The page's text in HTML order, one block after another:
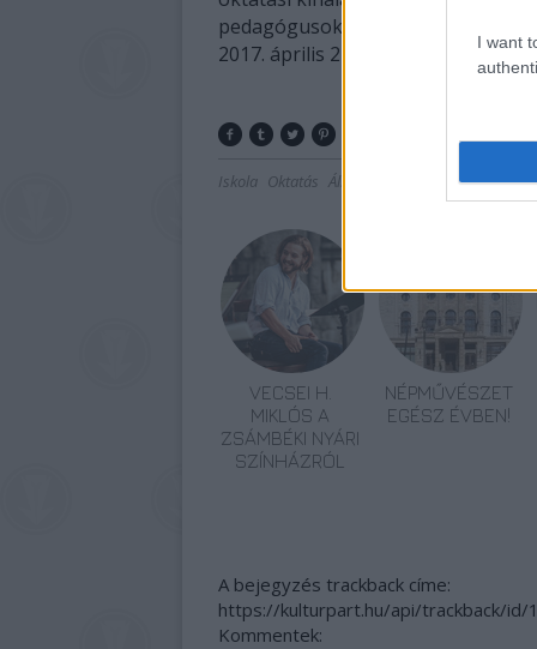
I want
pedagógusoknak szervezett nyílt
2017. április 22-én szombaton
Iskola Oktatás Állatkert Fővárosi Állat- és
VECSEI H.
MIKLÓS A
ZSÁMBÉKI NYÁRI
SZÍNHÁZRÓL
NÉPMŰVÉSZET
EGÉSZ ÉVBEN!
A bejegyzés trackback címe:
https://kulturpart.hu/api/trackback/id/
Kommentek: